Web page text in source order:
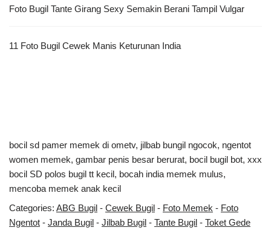
Foto Bugil Tante Girang Sexy Semakin Berani Tampil Vulgar
11 Foto Bugil Cewek Manis Keturunan India
bocil sd pamer memek di ometv, jilbab bungil ngocok, ngentot
women memek, gambar penis besar berurat, bocil bugil bot, xxx
bocil SD polos bugil tt kecil, bocah india memek mulus,
mencoba memek anak kecil
Categories: ABG Bugil - Cewek Bugil - Foto Memek - Foto
Ngentot - Janda Bugil - Jilbab Bugil - Tante Bugil - Toket Gede